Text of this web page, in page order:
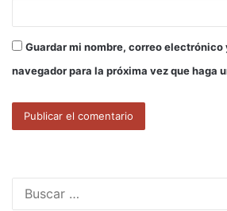
Guardar mi nombre, correo electrónico
navegador para la próxima vez que haga